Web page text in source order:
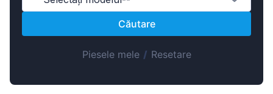
Lietuvių
Slovenian
Căutare
Piesele mele/ Resetare